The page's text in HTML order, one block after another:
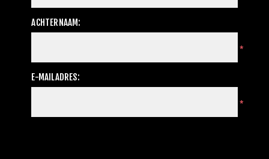
ACHTERNAAM:
*
E-MAILADRES:
*